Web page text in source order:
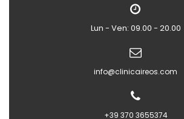
Lun - Ven: 09.00 - 20.00
info@clinicaireos.com
+39 370 3655374